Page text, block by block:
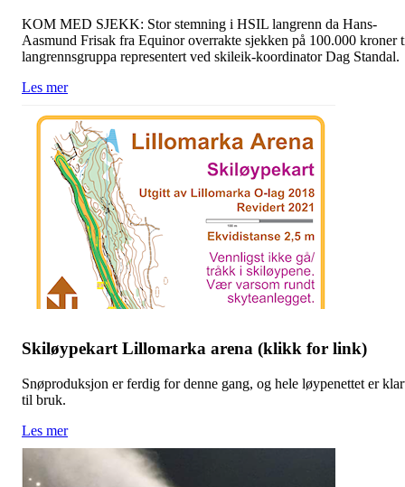
KOM MED SJEKK: Stor stemning i HSIL langrenn da Hans-
Aasmund Frisak fra Equinor overrakte sjekken på 100.000 kroner
langrennsgruppa representert ved skileik-koordinator Dag Standal.
Les mer
Skiløypekart Lillomarka arena (klikk for link)
Snøproduksjon er ferdig for denne gang, og hele løypenettet er
til bruk.
Les mer